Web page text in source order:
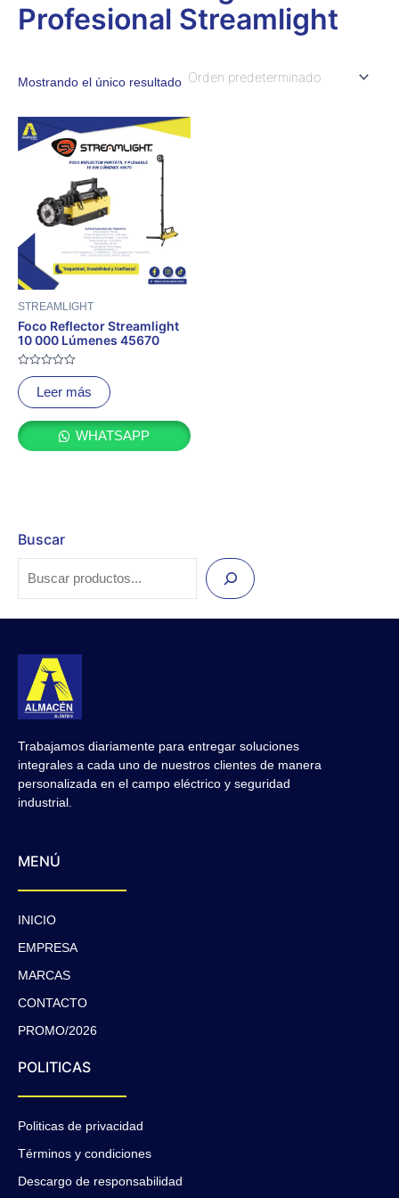
Buscar
Profesional Streamlight
Mostrando el único resultado
STREAMLIGHT
Foco Reflector Streamlight
10 000 Lúmenes 45670
Valorado
con
0
de
Leer más
WHATSAPP
Trabajamos diariamente para entregar soluciones
integrales a cada uno de nuestros clientes de manera
personalizada en el campo eléctrico y seguridad
industrial.
MENÚ
INICIO
EMPRESA
MARCAS
CONTACTO
PROMO/2026
POLITICAS
Politicas de privacidad
Términos y condiciones
Descargo de responsabilidad